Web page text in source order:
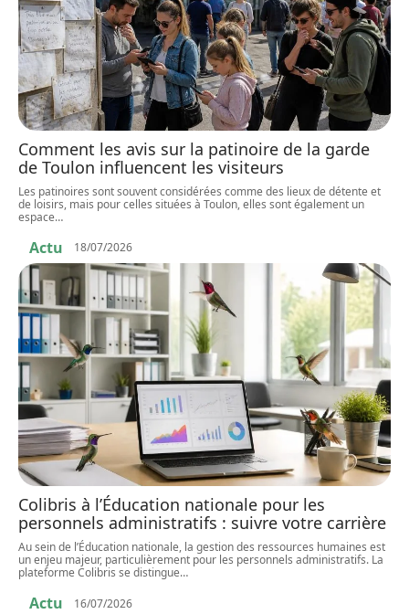
Comment les avis sur la patinoire de la garde
de Toulon influencent les visiteurs
Les patinoires sont souvent considérées comme des lieux de détente et
de loisirs, mais pour celles situées à Toulon, elles sont également un
espace…
Actu 18/07/2026
Colibris à l’Éducation nationale pour les
personnels administratifs : suivre votre carrière
Au sein de l’Éducation nationale, la gestion des ressources humaines est
un enjeu majeur, particulièrement pour les personnels administratifs. La
plateforme Colibris se distingue…
Actu 16/07/2026